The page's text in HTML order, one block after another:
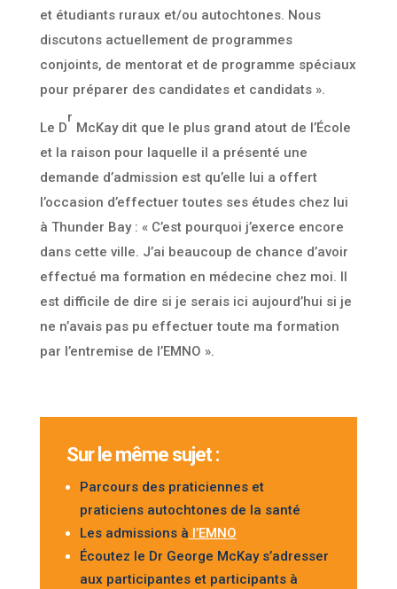
et étudiants ruraux et/ou autochtones. Nous
discutons actuellement de programmes
conjoints, de mentorat et de programme spéciaux
pour préparer des candidates et candidats ».
Le D
r
McKay dit que le plus grand atout de l’École
et la raison pour laquelle il a présenté une
demande d’admission est qu’elle lui a offert
l’occasion d’effectuer toutes ses études chez lui
à Thunder Bay : « C’est pourquoi j’exerce encore
dans cette ville. J’ai beaucoup de chance d’avoir
effectué ma formation en médecine chez moi. Il
est difficile de dire si je serais ici aujourd’hui si je
ne n’avais pas pu effectuer toute ma formation
par l’entremise de l’EMNO ».
Sur le même sujet :
Parcours des praticiennes et
praticiens autochtones de la santé
Les admissions à l’EMNO
Écoutez le Dr George McKay s’adresser
aux participantes et participants à